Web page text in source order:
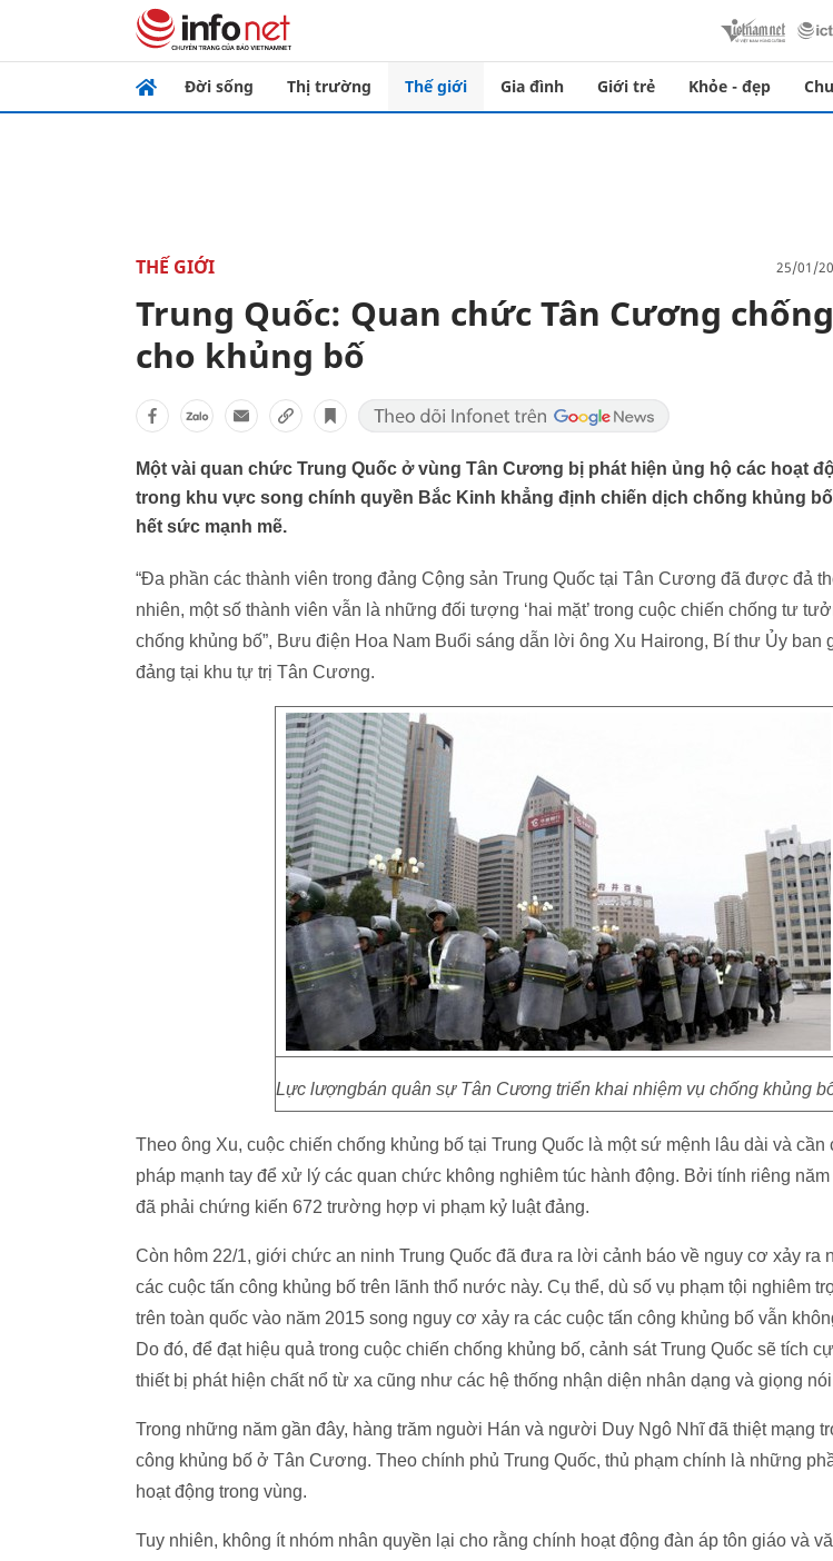
Đời sống Thị trường Thế giới Gia đình Giới trẻ Khỏe - đẹp
THẾ GIỚI 25/01/
Trung Quốc: Quan chức Tân Cương
cho khủng bố
Một vài quan chức Trung Quốc ở vùng Tân Cương bị phát hiện ủng hộ các hoạt
trong khu vực song chính quyền Bắc Kinh khẳng định chiến dịch chống khủng
hết sức mạnh mẽ.
“Đa phần các thành viên trong đảng Cộng sản Trung Quốc tại Tân Cương đã được đả
nhiên, một số thành viên vẫn là những đối tượng ‘hai mặt’ trong cuộc chiến chống tư
chống khủng bố”, Bưu điện Hoa Nam Buổi sáng dẫn lời ông Xu Hairong, Bí thư Ủy ban
đảng tại khu tự trị Tân Cương.
Lực lượngbán quân sự Tân Cương triển khai nhiệm vụ chống khủng
Theo ông Xu, cuộc chiến chống khủng bố tại Trung Quốc là một sứ mệnh lâu dài và cần
pháp mạnh tay để xử lý các quan chức không nghiêm túc hành động. Bởi tính riêng
đã phải chứng kiến 672 trường hợp vi phạm kỷ luật đảng.
Còn hôm 22/1, giới chức an ninh Trung Quốc đã đưa ra lời cảnh báo về nguy cơ xảy ra
các cuộc tấn công khủng bố trên lãnh thổ nước này. Cụ thể, dù số vụ phạm tội nghiêm
trên toàn quốc vào năm 2015 song nguy cơ xảy ra các cuộc tấn công khủng bố vẫn
Do đó, để đạt hiệu quả trong cuộc chiến chống khủng bố, cảnh sát Trung Quốc sẽ tích
thiết bị phát hiện chất nổ từ xa cũng như các hệ thống nhận diện nhân dạng và giọng
Trong những năm gần đây, hàng trăm nguời Hán và người Duy Ngô Nhĩ đã thiệt mạng
công khủng bố ở Tân Cương. Theo chính phủ Trung Quốc, thủ phạm chính là những
hoạt động trong vùng.
Tuy nhiên, không ít nhóm nhân quyền lại cho rằng chính hoạt động đàn áp tôn giáo và